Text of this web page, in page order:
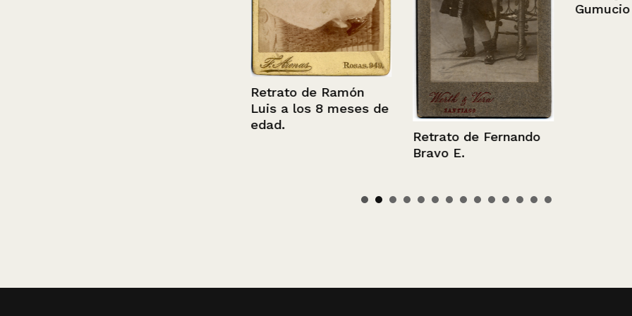
Retrato de Ramón
Luis a los 8 meses de
edad.
Retrato de Fernando
Bravo E.
Gumucio